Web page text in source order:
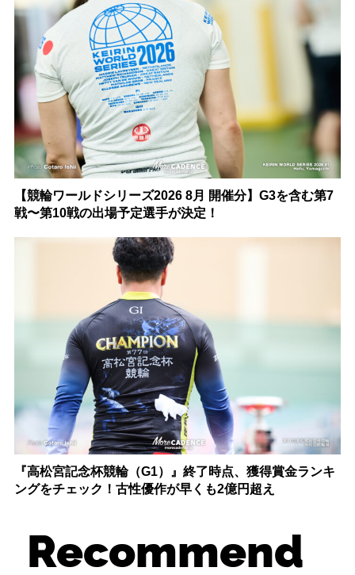
【競輪ワールドシリーズ2026 8月 開催分】G3を含む第7
戦〜第10戦の出場予定選手が決定！
『高松宮記念杯競輪（G1）』終了時点、獲得賞金ランキ
ングをチェック！古性優作が早くも2億円超え
Recommend